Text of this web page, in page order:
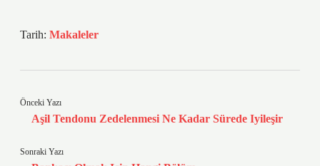
Tarih: Makaleler
Önceki Yazı
Aşil Tendonu Zedelenmesi Ne Kadar Sürede Iyileşir
Sonraki Yazı